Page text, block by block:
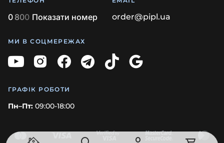
0 800 Показати номер order@pipl.ua
МИ В СОЦМЕРЕЖАХ
ГРАФІК РОБОТИ
Пн–Пт: 09:00-18:00